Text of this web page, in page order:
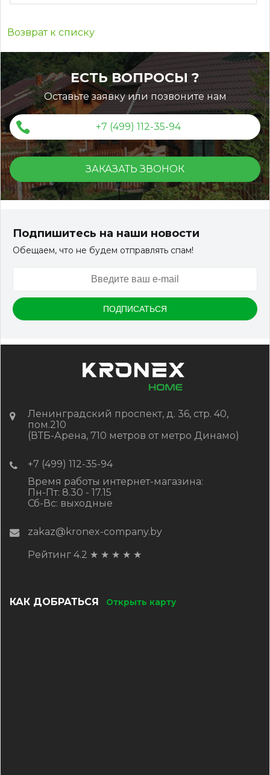
Возврат к списку
ЕСТЬ ВОПРОСЫ ?
Оставьте заявку или позвоните нам
+7 (499) 112-35-94
ЗАКАЗАТЬ ЗВОНОК
Подпишитесь на наши новости
Обещаем, что не будем отправлять спам!
Ленинградский проспект, д. 36, стр. 40,
пом.210
(ВТБ-Арена, 710 метров от метро Динамо)
+7 (499) 112-35-94
Время работы интернет-магазина:
Пн-Пт: 8.30 - 17.15
Сб-Вс: выходные
zakaz@kronex-company.by
Рейтинг 4.2 ★ ★ ★ ★ ★
КАК ДОБРАТЬСЯ Открыть карту